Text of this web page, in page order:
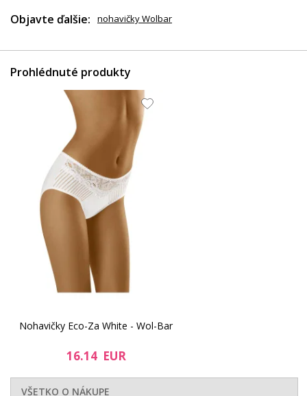
Objavte ďalšie: nohavičky Wolbar
Prohlédnuté produkty
Nohavičky Eco-Za White - Wol-Bar
16.14 EUR
VŠETKO O NÁKUPE